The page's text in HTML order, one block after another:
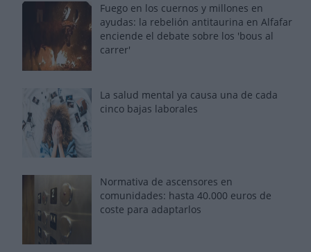
Fuego en los cuernos y millones en
ayudas: la rebelión antitaurina en Alfafar
enciende el debate sobre los 'bous al
carrer'
La salud mental ya causa una de cada
cinco bajas laborales
Normativa de ascensores en
comunidades: hasta 40.000 euros de
coste para adaptarlos